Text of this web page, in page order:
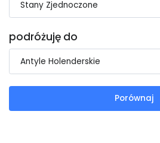
podróżuję do
Porównaj